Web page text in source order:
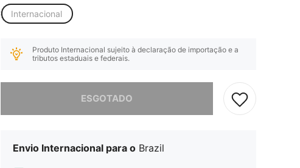
Internacional
Produto Internacional sujeito à declaração de importação e a
tributos estaduais e federais.
ESGOTADO
Envio Internacional para o Brazil